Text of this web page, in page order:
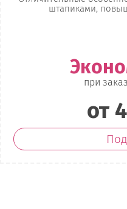
штапиками,
при
от